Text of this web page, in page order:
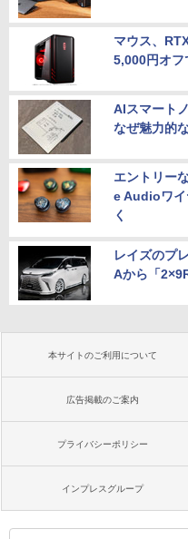
マウス、
5,000円オフ
AIスマート
なぜ魅力的
エントリー
e Audioワイ
く
レイズのプ
Aから「
本サイトのご利用について
広告掲載のご案内
プライバシーポリシー
インプレスグループ